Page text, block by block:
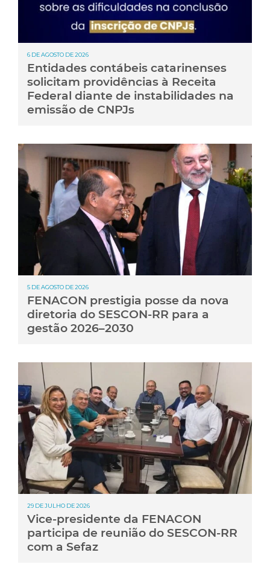
6 DE AGOSTO DE 2026
Entidades contábeis catarinenses
solicitam providências à Receita
Federal diante de instabilidades na
emissão de CNPJs
5 DE AGOSTO DE 2026
FENACON prestigia posse da nova
diretoria do SESCON-RR para a
gestão 2026–2030
29 DE JULHO DE 2026
Vice-presidente da FENACON
participa de reunião do SESCON-RR
com a Sefaz